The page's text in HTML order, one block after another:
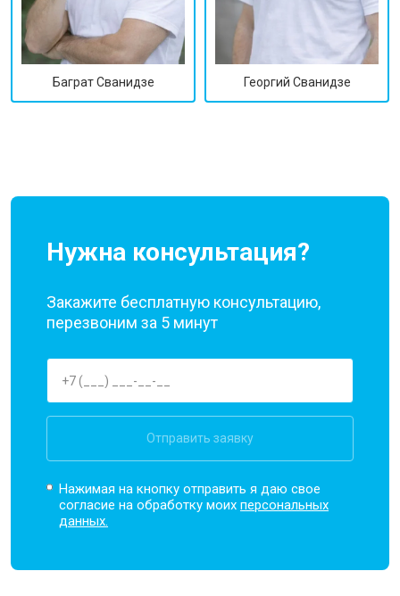
Баграт Сванидзе Георгий Сванидзе
Нужна консультация?
Закажите бесплатную консультацию,
перезвоним за 5 минут
Отправить заявку
Нажимая на кнопку отправить я даю свое
согласие на обработку моихперсональных
данных.